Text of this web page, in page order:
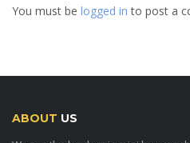
You must be logged in to post a
ABOUT US